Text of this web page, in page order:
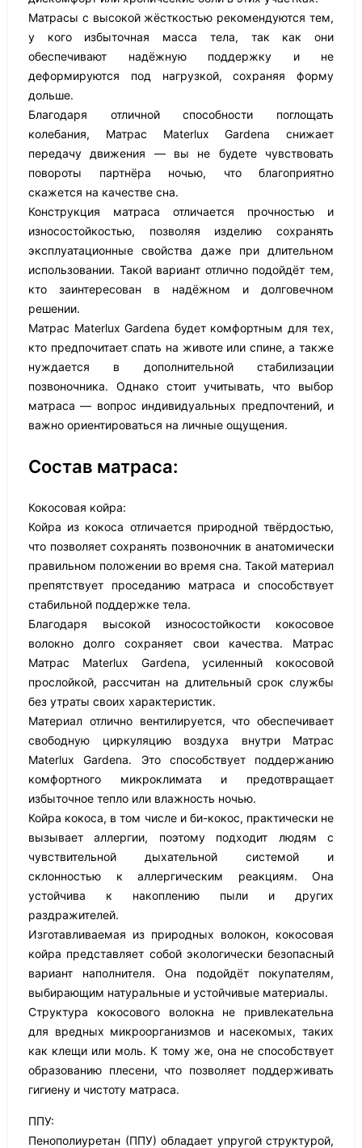
Матрасы с высокой жёсткостью рекомендуются тем,
у кого избыточная масса тела, так как они
обеспечивают надёжную поддержку и не
деформируются под нагрузкой, сохраняя форму
дольше.
Благодаря отличной способности поглощать
колебания, Матрас Materlux Gardena снижает
передачу движения — вы не будете чувствовать
повороты партнёра ночью, что благоприятно
скажется на качестве сна.
Конструкция матраса отличается прочностью и
износостойкостью, позволяя изделию сохранять
эксплуатационные свойства даже при длительном
использовании. Такой вариант отлично подойдёт тем,
кто заинтересован в надёжном и долговечном
решении.
Матрас Materlux Gardena будет комфортным для тех,
кто предпочитает спать на животе или спине, а также
нуждается в дополнительной стабилизации
позвоночника. Однако стоит учитывать, что выбор
матраса — вопрос индивидуальных предпочтений, и
важно ориентироваться на личные ощущения.
Состав матраса:
Кокосовая койра:
Койра из кокоса отличается природной твёрдостью,
что позволяет сохранять позвоночник в анатомически
правильном положении во время сна. Такой материал
препятствует проседанию матраса и способствует
стабильной поддержке тела.
Благодаря высокой износостойкости кокосовое
волокно долго сохраняет свои качества. Матрас
Матрас Materlux Gardena, усиленный кокосовой
прослойкой, рассчитан на длительный срок службы
без утраты своих характеристик.
Материал отлично вентилируется, что обеспечивает
свободную циркуляцию воздуха внутри Матрас
Materlux Gardena. Это способствует поддержанию
комфортного микроклимата и предотвращает
избыточное тепло или влажность ночью.
Койра кокоса, в том числе и би-кокос, практически не
вызывает аллергии, поэтому подходит людям с
чувствительной дыхательной системой и
склонностью к аллергическим реакциям. Она
устойчива к накоплению пыли и других
раздражителей.
Изготавливаемая из природных волокон, кокосовая
койра представляет собой экологически безопасный
вариант наполнителя. Она подойдёт покупателям,
выбирающим натуральные и устойчивые материалы.
Структура кокосового волокна не привлекательна
для вредных микроорганизмов и насекомых, таких
как клещи или моль. К тому же, она не способствует
образованию плесени, что позволяет поддерживать
гигиену и чистоту матраса.
ППУ:
Пенополиуретан (ППУ) обладает упругой структурой,